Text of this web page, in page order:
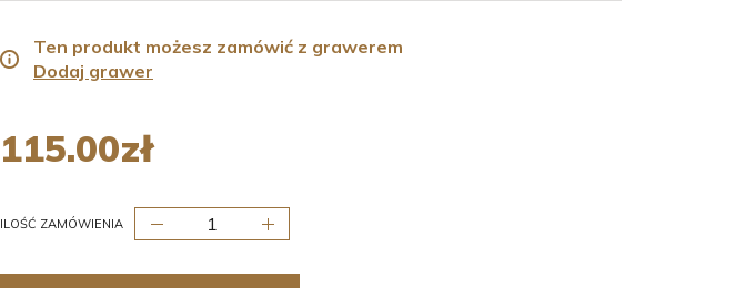
Ten produkt możesz zamówić z grawerem
Dodaj grawer
115.00zł
ILOŚĆ ZAMÓWIENIA